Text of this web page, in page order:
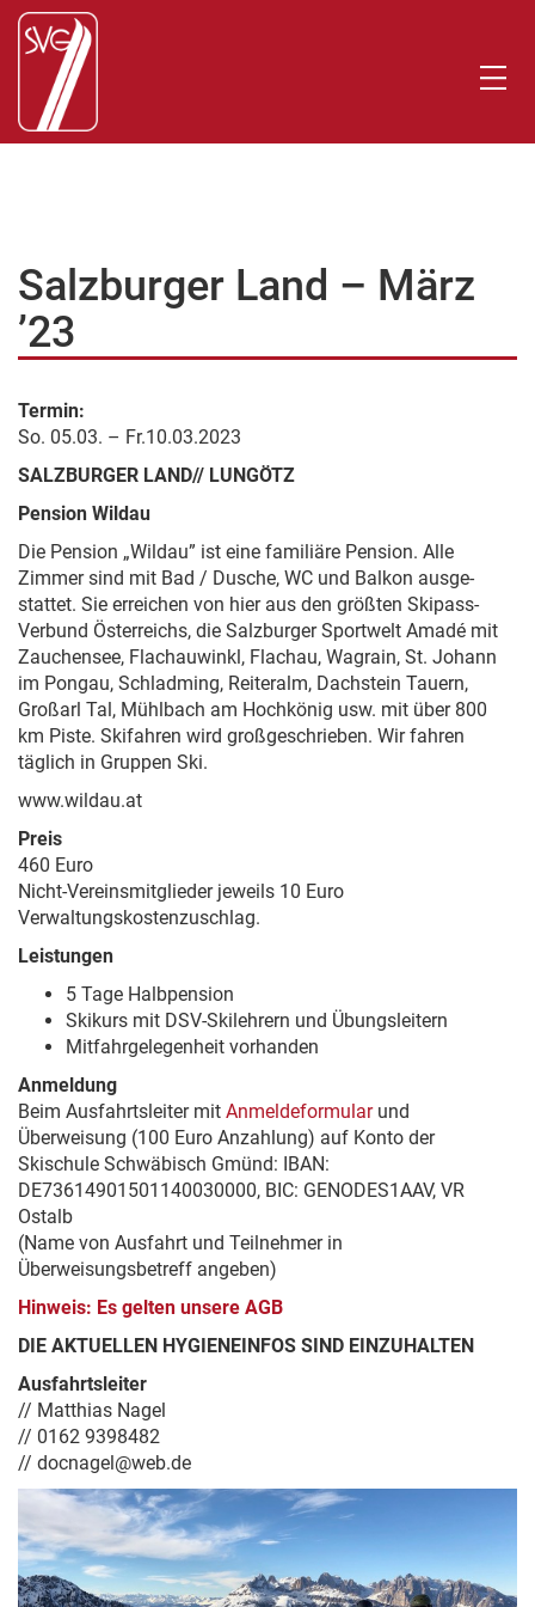
Salzburger Land – März
’23
Termin:
So. 05.03. – Fr.10.03.2023
SALZBURGER LAND// LUNGÖTZ
Pension Wildau
Die Pension „Wildau” ist eine familiäre Pension. Alle
Zimmer sind mit Bad / Dusche, WC und Balkon ausge-
stattet. Sie erreichen von hier aus den größten Skipass-
Verbund Österreichs, die Salzburger Sportwelt Amadé mit
Zauchensee, Flachauwinkl, Flachau, Wagrain, St. Johann
im Pongau, Schladming, Reiteralm, Dachstein Tauern,
Großarl Tal, Mühlbach am Hochkönig usw. mit über 800
km Piste. Skifahren wird großgeschrieben. Wir fahren
täglich in Gruppen Ski.
www.wildau.at
Preis
460 Euro
Nicht-Vereinsmitglieder jeweils 10 Euro
Verwaltungskostenzuschlag.
Leistungen
5 Tage Halbpension
Skikurs mit DSV-Skilehrern und Übungsleitern
Mitfahrgelegenheit vorhanden
Anmeldung
Beim Ausfahrtsleiter mit Anmeldeformularund
Überweisung (100 Euro Anzahlung) auf Konto der
Skischule Schwäbisch Gmünd: IBAN:
DE73614901501140030000, BIC: GENODES1AAV, VR
Ostalb
(Name von Ausfahrt und Teilnehmer in
Überweisungsbetreff angeben)
Hinweis: Es gelten unsere AGB
DIE AKTUELLEN HYGIENEINFOS SIND EINZUHALTEN
Ausfahrtsleiter
// Matthias Nagel
// 0162 9398482
// docnagel@web.de